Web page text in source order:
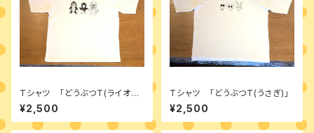
Tシャツ 「どうぶつT(ライオ
ン)」
¥2,500
Tシャツ 「どうぶつT(うさぎ)」
¥2,500